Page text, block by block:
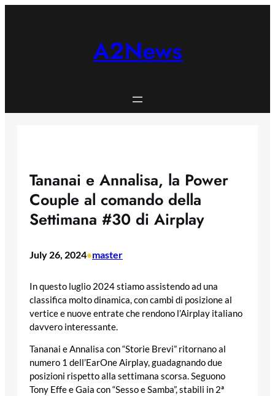
A2News
Tananai e Annalisa, la Power
Couple al comando della
Settimana #30 di Airplay
July 26, 2024•master
In questo luglio 2024 stiamo assistendo ad una
classifica molto dinamica, con cambi di posizione al
vertice e nuove entrate che rendono l’Airplay italiano
davvero interessante.
Tananai e Annalisa con “Storie Brevi” ritornano al
numero 1 dell’EarOne Airplay, guadagnando due
posizioni rispetto alla settimana scorsa. Seguono
Tony Effe e Gaia con “Sesso e Samba”, stabili in 2ª